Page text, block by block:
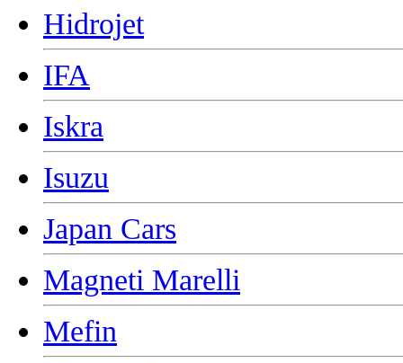
Hidrojet
IFA
Iskra
Isuzu
Japan Cars
Magneti Marelli
Mefin